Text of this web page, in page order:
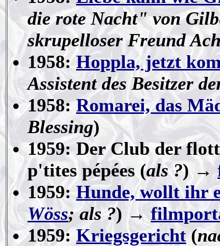
die rote Nacht" von
skrupelloser Freund
1958:Hoppla, jetzt
Assistent des Besitzer
1958:Romarei, das
Blessing)
1959: Der Club der
p'tites pépées (als ?) →
1959:Hunde, wollt ihr
Wöss; als ?) →
1959: Kriegsgericht(